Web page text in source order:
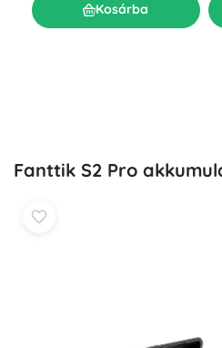
Kosárba
Fanttik S2 Pro